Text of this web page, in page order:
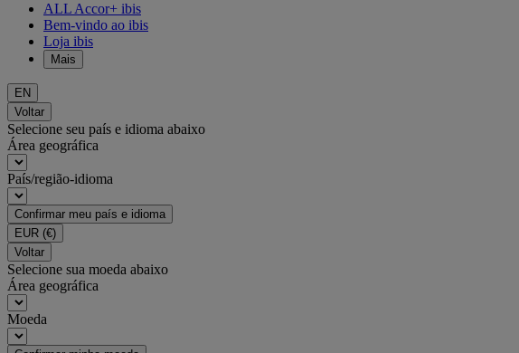
ALL Accor+ ibis
Bem-vindo ao ibis
Loja ibis
Mais
EN
Voltar
Selecione seu país e idioma abaixo
Área geográfica
País/região-idioma
Confirmar meu país e idioma
EUR (€)
Voltar
Selecione sua moeda abaixo
Área geográfica
Moeda